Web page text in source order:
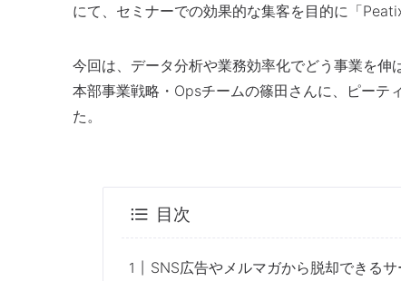
にて、セミナーでの効果的な集客を目的に「
今回は、データ分析や業務効率化でどう事業を
本部事業戦略・Opsチームの篠田さんに、ピーテ
た。
目次
SNS広告やメルマガから脱却できる